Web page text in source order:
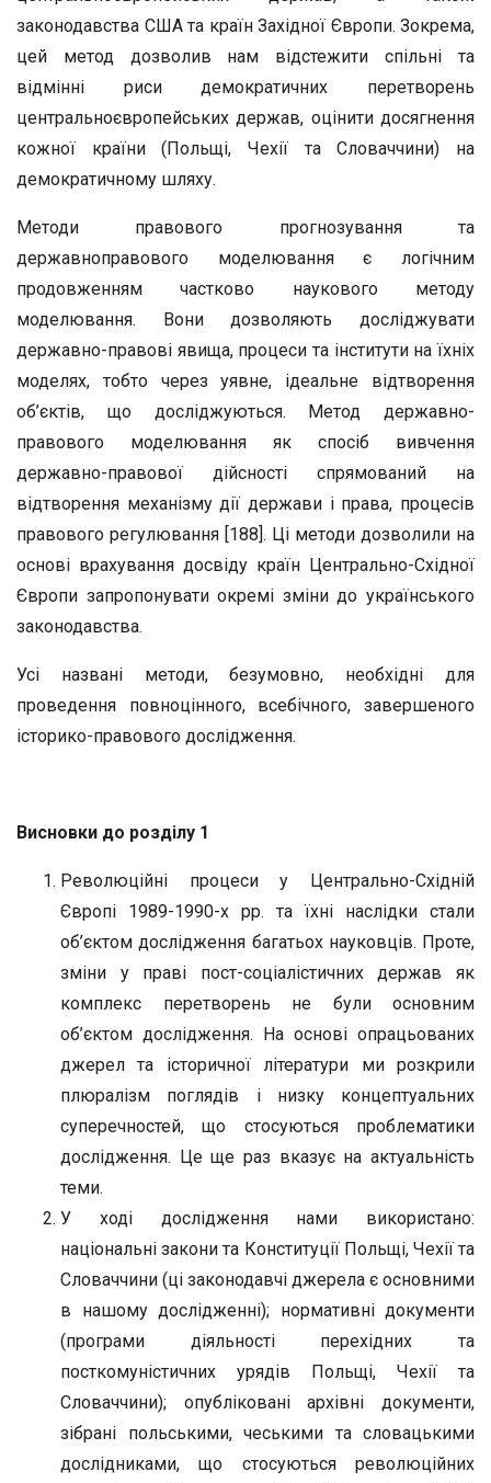
законодавства США та країн Західної Європи. Зокрема,
цей метод дозволив нам відстежити спільні та
відмінні риси демократичних перетворень
центральноєвропейських держав, оцінити досягнення
кожної країни (Польщі, Чехії та Словаччини) на
демократичному шляху.
Методи правового прогнозування та
державноправового моделювання є логічним
продовженням частково наукового методу
моделювання. Вони дозволяють досліджувати
державно-правові явища, процеси та інститути на їхніх
моделях, тобто через уявне, ідеальне відтворення
об’єктів, що досліджуються. Метод державно-
правового моделювання як спосіб вивчення
державно-правової дійсності спрямований на
відтворення механізму дії держави і права, процесів
правового регулювання [188]. Ці методи дозволили на
основі врахування досвіду країн Центрально-Східної
Європи запропонувати окремі зміни до українського
законодавства.
Усі названі методи, безумовно, необхідні для
проведення повноцінного, всебічного, завершеного
історико-правового дослідження.
Висновки до розділу 1
Революційні процеси у Центрально-Східній
Європі 1989-1990-х рр. та їхні наслідки стали
об’єктом дослідження багатьох науковців. Проте,
зміни у праві пост-соціалістичних держав як
комплекс перетворень не були основним
об’єктом дослідження. На основі опрацьованих
джерел та історичної літератури ми розкрили
плюралізм поглядів і низку концептуальних
суперечностей, що стосуються проблематики
дослідження. Це ще раз вказує на актуальність
теми.
У ході дослідження нами використано:
національні закони та Конституції Польщі, Чехії та
Словаччини (ці законодавчі джерела є основними
в нашому дослідженні); нормативні документи
(програми діяльності перехідних та
посткомуністичних урядів Польщі, Чехії та
Словаччини); опубліковані архівні документи,
зібрані польськими, чеськими та словацькими
дослідниками, що стосуються революційних